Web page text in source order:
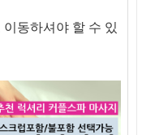
동하셔야 할 수 있